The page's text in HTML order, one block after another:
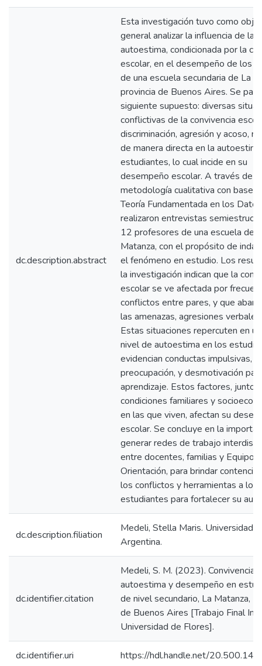
dc.description.abstract
Esta investigación tuvo como
general analizar la influencia de la
autoestima, condicionada por la
escolar, en el desempeño de los
de una escuela secundaria de La
provincia de Buenos Aires. Se
siguiente supuesto: diversas
conflictivas de la convivencia
discriminación, agresión y acoso,
de manera directa en la
estudiantes, lo cual incide en su
desempeño escolar. A través de
metodología cualitativa con base
Teoría Fundamentada en los
realizaron entrevistas
12 profesores de una escuela de
Matanza, con el propósito de
el fenómeno en estudio. Los
la investigación indican que la
escolar se ve afectada por
conflictos entre pares, y que
las amenazas, agresiones
Estas situaciones repercuten en
nivel de autoestima en los
evidencian conductas impulsivas,
preocupación, y desmotivación
aprendizaje. Estos factores, junto
condiciones familiares y
en las que viven, afectan su
escolar. Se concluye en la
generar redes de trabajo
entre docentes, familias y Equipo
Orientación, para brindar
los conflictos y herramientas a los
estudiantes para fortalecer su
dc.description.filiation
Medeli, Stella Maris. Universidad
Argentina.
dc.identifier.citation
Medeli, S. M. (2023). Convivencia
autoestima y desempeño en
de nivel secundario, La Matanza,
de Buenos Aires [Trabajo Final
Universidad de Flores].
dc.identifier.uri https://hdl.handle.net/